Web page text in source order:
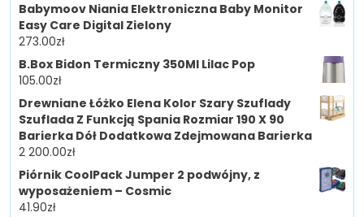
Babymoov Niania Elektroniczna Baby Monitor
Easy Care Digital Zielony
273.00zł
B.Box Bidon Termiczny 350Ml Lilac Pop
105.00zł
Drewniane Łóżko Elena Kolor Szary Szuflady
Szuflada Z Funkcją Spania Rozmiar 190 X 90
Barierka Dół Dodatkowa Zdejmowana Barierka
2 200.00zł
Piórnik CoolPack Jumper 2 podwójny, z
wyposażeniem – Cosmic
41.90zł